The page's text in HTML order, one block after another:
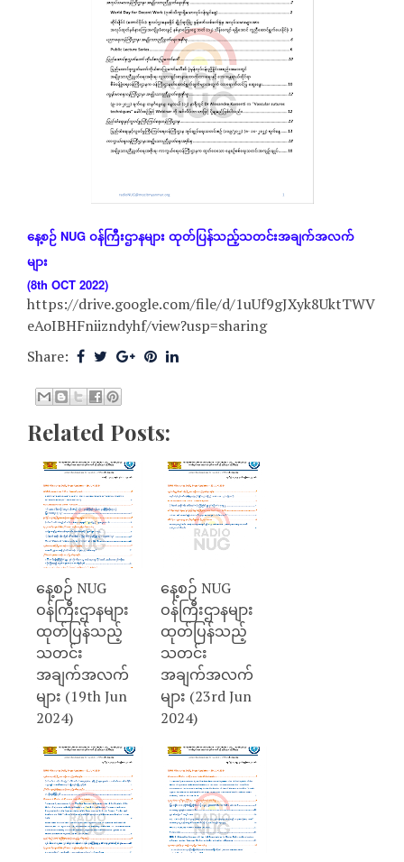
နေ့စဉ် NUG ဝန်ကြီးဌာနများ ထုတ်ပြန်သည့်သတင်းအချက်အလက်
များ
(8th OCT 2022)
https://drive.google.com/file/d/1uUf9gJXyk8UktTWV
eAoIBHFniizndyhf/view?usp=sharing
Share:
Related Posts:
နေ့စဉ် NUG
ဝန်ကြီးဌာနများ
ထုတ်ပြန်သည့်
သတင်း
အချက်အလက်
များ (19th Jun
2024)
နေ့စဉ် NUG
ဝန်ကြီးဌာနများ
ထုတ်ပြန်သည့်
သတင်း
အချက်အလက်
များ (23rd Jun
2024)